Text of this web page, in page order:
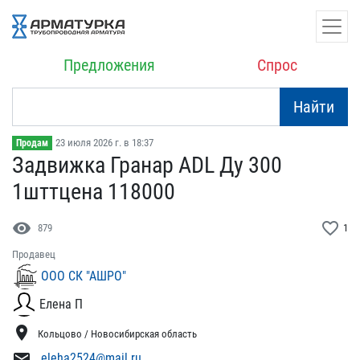
Предложения Спрос
Найти
Продам 23 июля 2026 г. в 18:37
Задвижка Гранар ADL Ду 3​00
1шттцена 118000
visibility 879 favorite_border 1
Продавец
ООО СК "АШРО"
Елена П
location_on Кольцово / Новосибирская область